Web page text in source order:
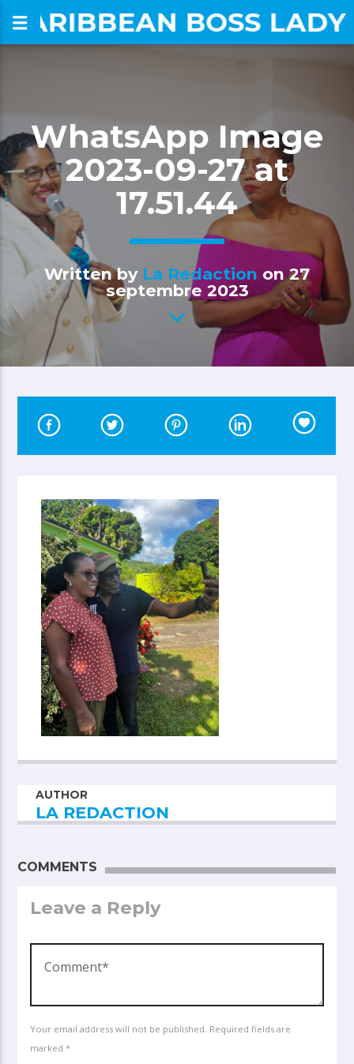
CARIBBEAN BOSS LADY
WhatsApp Image
2023-09-27 at
17.51.44
Written by La Redaction on 27
septembre 2023
AUTHOR
LA REDACTION
COMMENTS
Leave a Reply
Your email address will not be published. Required fields are
marked *